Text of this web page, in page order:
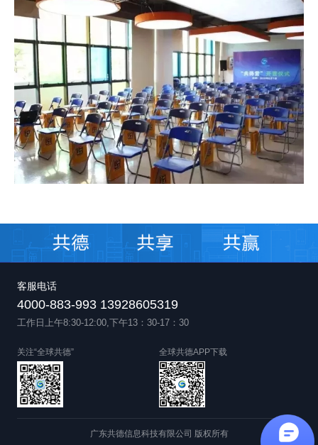
客服电话
4000-883-993 13928605319
工作日上午8:30-12:00,下午13：30-17：30
关注“全球共德” 全球共德APP下载
广东共德信息科技有限公司 版权所有